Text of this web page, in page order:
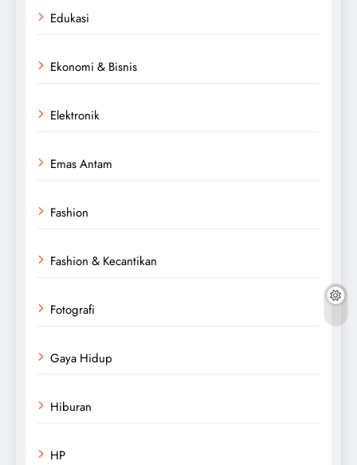
Edukasi
Ekonomi & Bisnis
Elektronik
Emas Antam
Fashion
Fashion & Kecantikan
Fotografi
Gaya Hidup
Hiburan
HP